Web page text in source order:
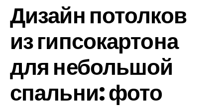
Дизайн потолков
из гипсокартона
для небольшой
спальни: фото